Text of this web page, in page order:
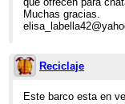
Muchas gracias.
Reciclaje
Este barco esta en